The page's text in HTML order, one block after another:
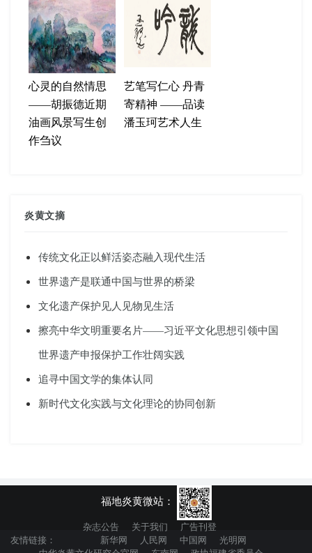
心灵的自然情思
——胡振德近期
油画风景写生创
作刍议
艺笔写仁心 丹青
寄精神 ——品读
潘玉珂艺术人生
炎黄文摘
传统文化正以鲜活姿态融入现代生活
世界遗产是联通中国与世界的桥梁
文化遗产保护见人见物见生活
擦亮中华文明重要名片——习近平文化思想引领中国
世界遗产申报保护工作壮阔实践
追寻中国文学的集体认同
新时代文化实践与文化理论的协同创新
福地炎黄微站：
杂志公告 关于我们
广告刊登
友情链接：
新华网 人民网 中国网
光明网